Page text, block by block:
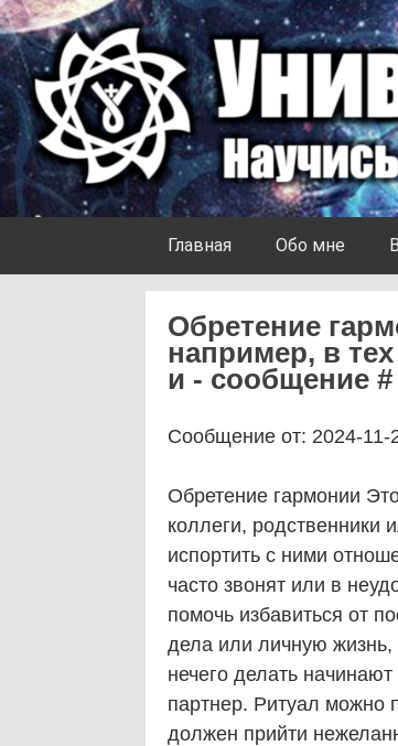
Университет Ноосферы
Главная Обо мне
Обретение
например, в
и - сообщение #
Сообщение от: 2024-11-
Обретение гармонии
коллеги, родственники
испортить с ними
часто звонят или в
помочь избавиться от
дела или личную жизнь,
нечего делать
партнер. Ритуал можно
должен прийти